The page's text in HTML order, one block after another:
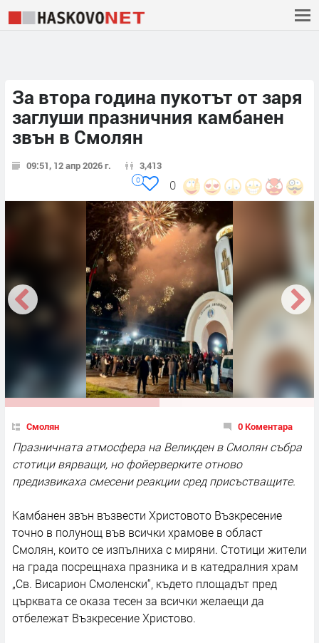
За втора година пукотът от заря
заглуши празничния камбанен
звън в Смолян
09:51, 12 апр 2026 г. 3,413
0
0
Смолян 0 Коментара
Празничната атмосфера на Великден в Смолян събра
стотици вярващи, но фойерверките отново
предизвикаха смесени реакции сред присъстващите.
Камбанен звън възвести Христовото Възкресение
точно в полунощ във всички храмове в област
Смолян, които се изпълниха с миряни. Стотици жители
на града посрещнаха празника и в катедралния храм
„Св. Висарион Смоленски“, където площадът пред
църквата се оказа тесен за всички желаещи да
отбележат Възкресение Христово.